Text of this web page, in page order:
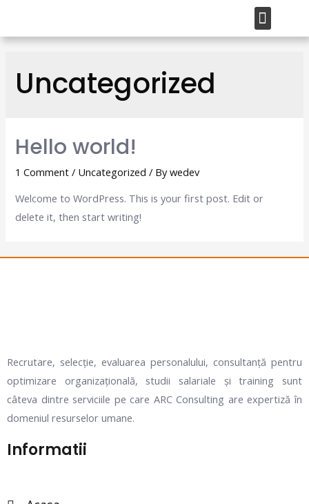
Uncategorized
Hello world!
1 Comment / Uncategorized / Bywedev
Welcome to WordPress. This is your first post. Edit or
delete it, then start writing!
Recrutare, selecție, evaluarea personalului, consultanță pentru
optimizare organizațională, studii salariale și training sunt
câteva dintre serviciile pe care ARC Consulting are expertiză în
domeniul resurselor umane.
Informatii